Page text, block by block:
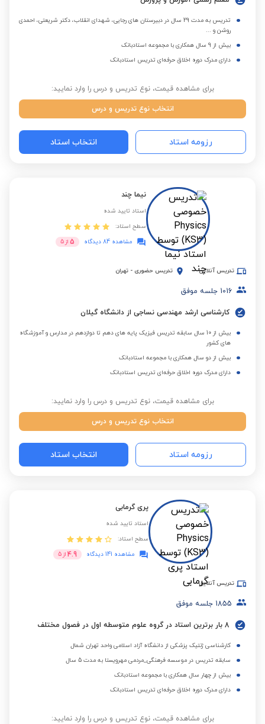
تدریس به مدت 29 سال در دبیرستان های رجایی، شهدای انقلاب، دکتر شریعتی، احمدی
روشن و ...
بیش از 9 سال همکاری با مجموعه استادبانک
دارای مدرک دوره اخلاق حرفه‌ای تدریس استادبانک
برای مشاهده قیمت، نوع تدریس و درس را وارد نمایید:
انتخاب نوع تدریس و درس
رزومه استاد انتخاب استاد
نیما چند
استاد تایید شده
سطح استاد:
مشاهده 84 دیدگاه
5 از 5
تدریس آنلاین تدریس حضوری - تهران
1016 جلسه موفق
کارشناسی ارشد مهندسی نساجی از دانشگاه گیلان
بیش از 10 سال سابقه تدریس فیزیک پایه های دهم تا دوازدهم در مدارس و آموزشگاه
های کشور
بیش از دو سال همکاری با مجموعه استادبانک
دارای مدرک دوره اخلاق حرفه‌ای تدریس استادبانک
برای مشاهده قیمت، نوع تدریس و درس را وارد نمایید:
انتخاب نوع تدریس و درس
رزومه استاد انتخاب استاد
پری گرمابی
استاد تایید شده
سطح استاد:
مشاهده 141 دیدگاه
4.9 از 5
تدریس آنلاین
1855 جلسه موفق
8 بار برترین استاد در گروه علوم متوسطه اول در فصول مختلف
کارشناسی ژنتیک پزشکی از دانشگاه آزاد اسلامی واحد تهران شمال
سابقه تدریس در موسسه فرهنگی_مردمی مهرویستا به مدت 5 سال
بیش از چهار سال همکاری با مجموعه استادبانک
دارای مدرک دوره اخلاق حرفه‌ای تدریس استادبانک
برای مشاهده قیمت، نوع تدریس و درس را وارد نمایید: